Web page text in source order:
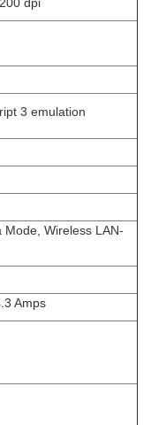
3 emulation
Mode, Wireless LAN-
Amps